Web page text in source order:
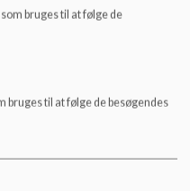
cykelhjelme. Det er helt
med, at I som
i at bakke op om. Derfor
når de cykler i
klasser.
bruges til at følge de
bruges til at følge de besøgendes